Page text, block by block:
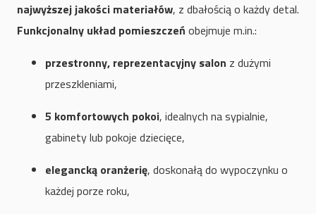
najwyższej jakości materiałów, z dbałością o każdy detal.
Funkcjonalny układ pomieszczeń obejmuje m.in.:
przestronny, reprezentacyjny salon z dużymi
przeszkleniami,
5 komfortowych pokoi, idealnych na sypialnie,
gabinety lub pokoje dziecięce,
elegancką oranżerię, doskonałą do wypoczynku o
każdej porze roku,